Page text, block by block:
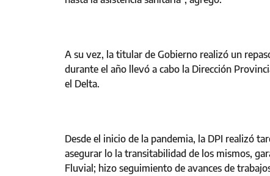
A su vez, la titular de Gobierno realizó un
durante el año llevó a cabo la Dirección
el Delta.
Desde el inicio de la pandemia, la DPI realizó
asegurar lo la transitabilidad de los mismos,
Fluvial; hizo seguimiento de avances de